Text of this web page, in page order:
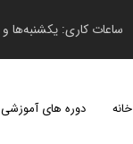
ساعات کاری: یکشنبه‌ها و
خانه دوره های آموزشی